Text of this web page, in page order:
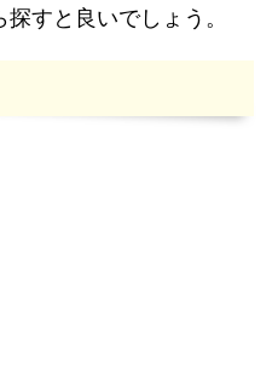
すと良いでしょう。